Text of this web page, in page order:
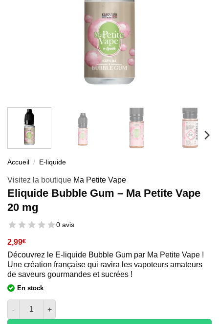
Accueil / E-liquide
Visitez la boutique Ma Petite Vape
Eliquide Bubble Gum – Ma Petite Vape
20 mg
0 avis
2,99€
Découvrez le E-liquide Bubble Gum par Ma Petite Vape !
Une création française qui ravira les vapoteurs amateurs
de saveurs gourmandes et sucrées !
En stock
quantité de Eliquide Bubble Gum - Ma Petite Vape 20 mg